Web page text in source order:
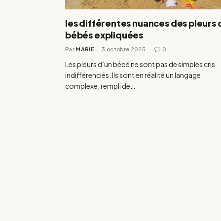
les différentes nuances des pleurs
bébés expliquées
Par MARIE 3 octobre 2025 0
Les pleurs d’un bébé ne sont pas de simples cris
indifférenciés. Ils sont en réalité un langage
complexe, rempli de…